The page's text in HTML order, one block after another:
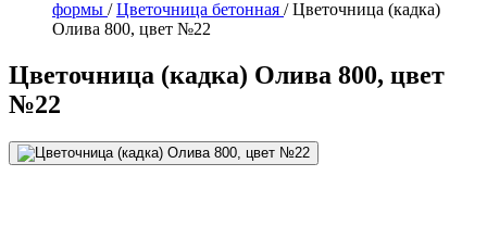
формы / Цветочница бетонная / Цветочница (кадка)
Олива 800, цвет №22
Цветочница (кадка) Олива 800, цвет
№22